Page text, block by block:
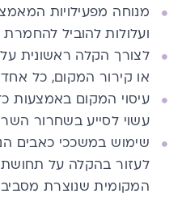
מנוחה מפעילויות
ועלולות להוביל
לצורך הקלה ראשונית
או קירור המקום, כל
עיסוי המקום באמצעות
עשוי לסייע בשחרור
שימוש במשככי כאבים
לעזור בהקלה על
המקומית שנוצרת מסביב